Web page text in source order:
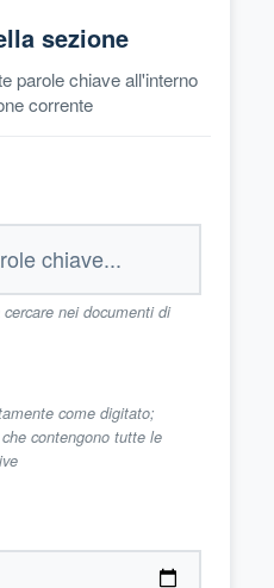
sezione
parole chiave all'interno
corrente
nei documenti di
come digitato;
contengono tutte le